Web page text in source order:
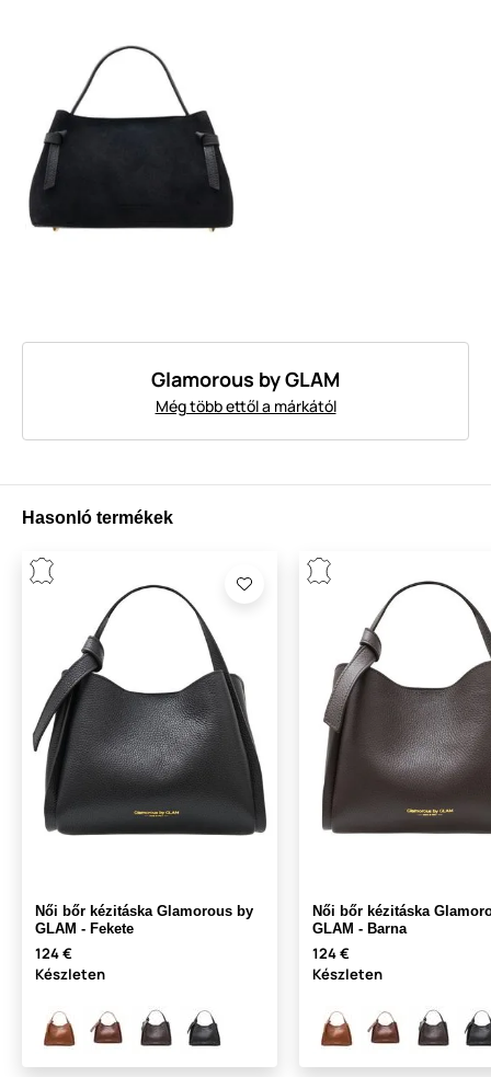
Glamorous by GLAM
Még több ettől a márkától
Hasonló termékek
Női bőr kézitáska Glamorous by
GLAM - Fekete
124 €
Készleten
Női bőr kézitáska
GLAM - Barna
124 €
Készleten